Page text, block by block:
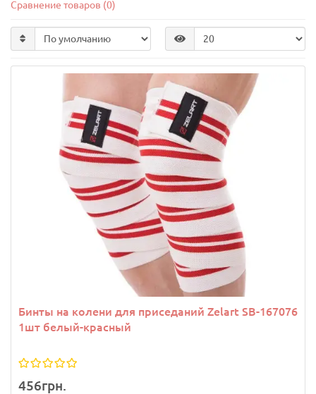
Сравнение товаров (0)
Бинты на колени для приседаний Zelart SB-167076
1шт белый-красный
456грн.